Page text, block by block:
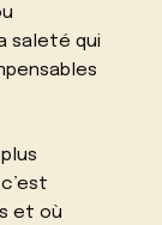
saleté qui
et où